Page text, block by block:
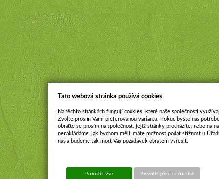
Tato webová stránka používá cookies
Na těchto stránkách fungují cookies, které naše společnosti
Zvolte prosím Vámi preferovanou variantu. Pokud byste nás
obraťte se prosím na společnost, jejíž stránky procházíte, nebo na
nenakládáme, jak bychom měli, máte možnost podat stížnost u
nás a budeme tak moct Váš požadavek obratem vyřešit.
Povolit vše Povolit pouze nutné